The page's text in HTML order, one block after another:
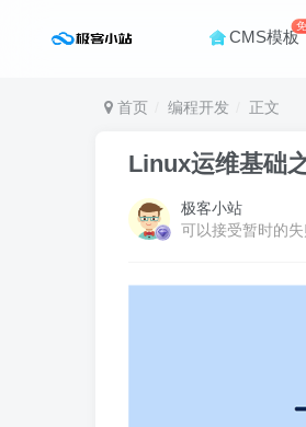
CMS模板
首页 编程开发 正文
Linux运维基础
极客小站
可以接受暂时的